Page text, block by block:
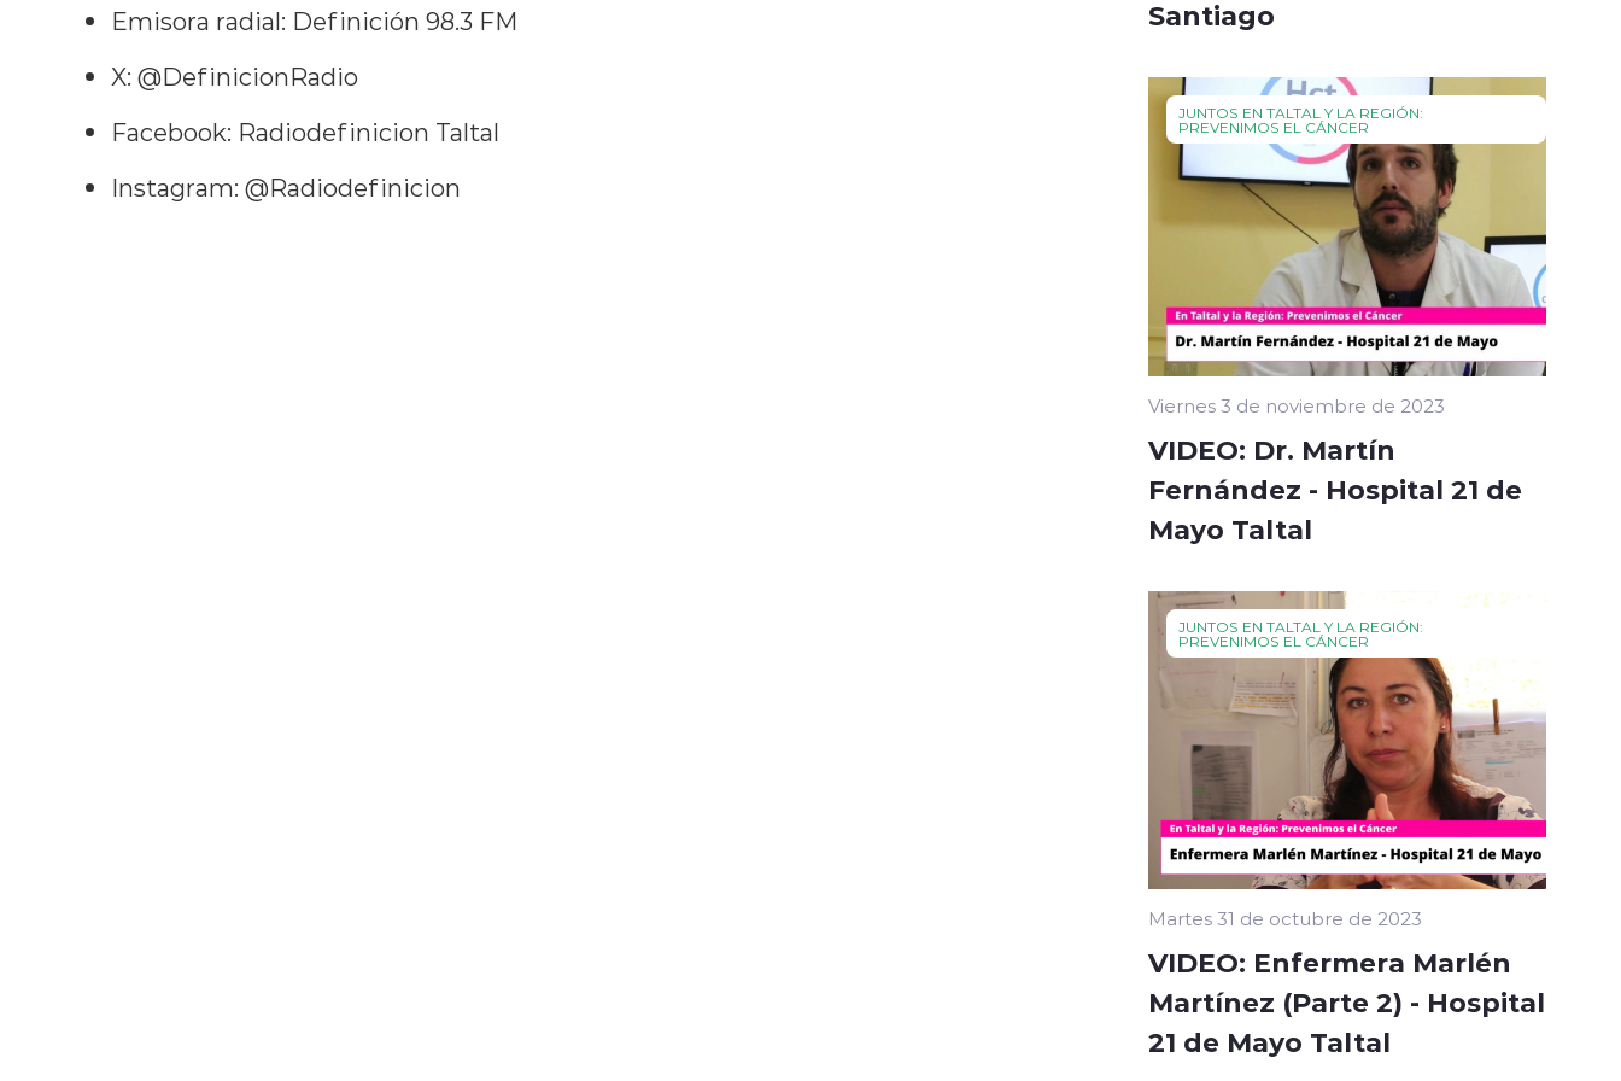
Emisora radial: Definición 98.3 FM
X: @DefinicionRadio
Facebook: Radiodefinicion Taltal
Instagram: @Radiodefinicion
Santiago
JUNTOS EN TALTAL Y LA REGIÓN:
PREVENIMOS EL CÁNCER
Viernes 3 de noviembre de 2023
VIDEO: Dr. Martín
Fernández - Hospital 21 de
Mayo Taltal
JUNTOS EN TALTAL Y LA REGIÓN:
PREVENIMOS EL CÁNCER
Martes 31 de octubre de 2023
VIDEO: Enfermera Marlén
Martínez (Parte 2) - Hospital
21 de Mayo Taltal